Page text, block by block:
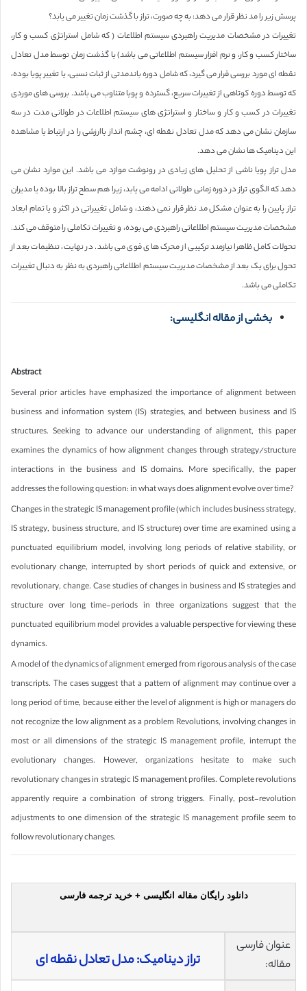
پرسش زیر را مد نظر قرار می دهد: به چه صورت، تراز با گذشت زمان تغییر می یابد؟
تغییرات در مشخصات مدیریت راهبردی سیستم اطلاعات ( که شامل استراتژی کسب و کار،
ساختار کسب و کار، و نرم افزار سیستم اطلاعاتی می باشد) با گذشت زمان توسط مدل تعادل
نقطه ای مورد بررسی قرار می گیرد، که شامل دوره باندمدتی از ثبات نسبی، یا تغییر پویا بوده،
که توسط دوره کوتاهی از تغییرات سریع، گسترده و پویا متناوب می باشد. بررسی های موردی
تغییرات در کسب و کار و ساختار و استراتژی های سیستم اطلاعات در طولانی مدت در سه
سازمان نشان می دهد که مدل تعادل نقطه ای، چشم انداز باارزشی را در ارتباط با مشاهده
این دینامیک ها نشان می دهد.
مدل تراز پویا ناشی از تحلیل های زیادی در رونوشت موازد می باشد. این موارد نشان می
دهد که الگوی تراز در دوره زمانی طولانی ادامه می یابد، زیرا هم سطح تراز بالا بوده یا مدیران
تراز پایین را به عنوان مشکل مد نظر قرار نمی دهند، و شامل تغییراتی در اکثر و یا تمام ابعاد
مشخصات مدیریت سیستم اطلاعاتی راهبردی می بوده، و تغییرات تکاملی را متوقف می کند.
تحولات کامل ظاهرا نیازمند ترکیبی از محرک های قوی می باشد. در نهایت، تنظیمات بعد از
تحول برای یک بعد از مشخصات مدیریت سیستم اطلاعاتی راهبردی به نظر به دنبال تغییرات
تکاملی می باشد.
بخشی از مقاله انگلیسی:
Abstract
Several prior articles have emphasized the importance of alignment between
business and information system (IS) strategies, and between business and IS
structures. Seeking to advance our understanding of alignment, this paper
examines the dynamics of how alignment changes through strategy/structure
interactions in the business and IS domains. More specifically, the paper
addresses the following question: in what ways does alignment evolve over time?
Changes in the strategic IS management profile (which includes business strategy,
IS strategy, business structure, and IS structure) over time are examined using a
punctuated equilibrium model, involving long periods of relative stability, or
evolutionary change, interrupted by short periods of quick and extensive, or
revolutionary, change. Case studies of changes in business and IS strategies and
structure over long time-periods in three organizations suggest that the
punctuated equilibrium model provides a valuable perspective for viewing these
dynamics.
A model of the dynamics of alignment emerged from rigorous analysis of the case
transcripts. The cases suggest that a pattern of alignment may continue over a
long period of time, because either the level of alignment is high or managers do
not recognize the low alignment as a problem Revolutions, involving changes in
most or all dimensions of the strategic IS management profile, interrupt the
evolutionary changes. However, organizations hesitate to make such
revolutionary changes in strategic IS management profiles. Complete revolutions
apparently require a combination of strong triggers. Finally, post-revolution
adjustments to one dimension of the strategic IS management profile seem to
follow revolutionary changes.
دانلود رایگان مقاله انگلیسی + خرید ترجمه فارسی
عنوان فارسی
مقاله:
تراز دینامیک: مدل تعادل نقطه ای